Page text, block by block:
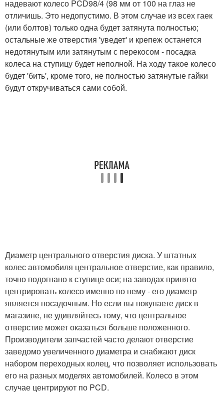
надевают колесо PCD98/4 (98 мм от 100 на глаз не
отличишь. Это недопустимо. В этом случае из всех гаек
(или болтов) только одна будет затянута полностью;
остальные же отверстия 'уведет' и крепеж останется
недотянутым или затянутым с перекосом - посадка
колеса на ступицу будет неполной. На ходу такое колесо
будет 'бить', кроме того, не полностью затянутые гайки
будут откручиваться сами собой.
Диаметр центрального отверстия диска. У штатных
колес автомобиля центральное отверстие, как правило,
точно подогнано к ступице оси; на заводах принято
центрировать колесо именно по нему - его диаметр
является посадочным. Но если вы покупаете диск в
магазине, не удивляйтесь тому, что центральное
отверстие может оказаться больше положенного.
Производители запчастей часто делают отверстие
заведомо увеличенного диаметра и снабжают диск
набором переходных колец, что позволяет использовать
его на разных моделях автомобилей. Колесо в этом
случае центрируют по PCD.